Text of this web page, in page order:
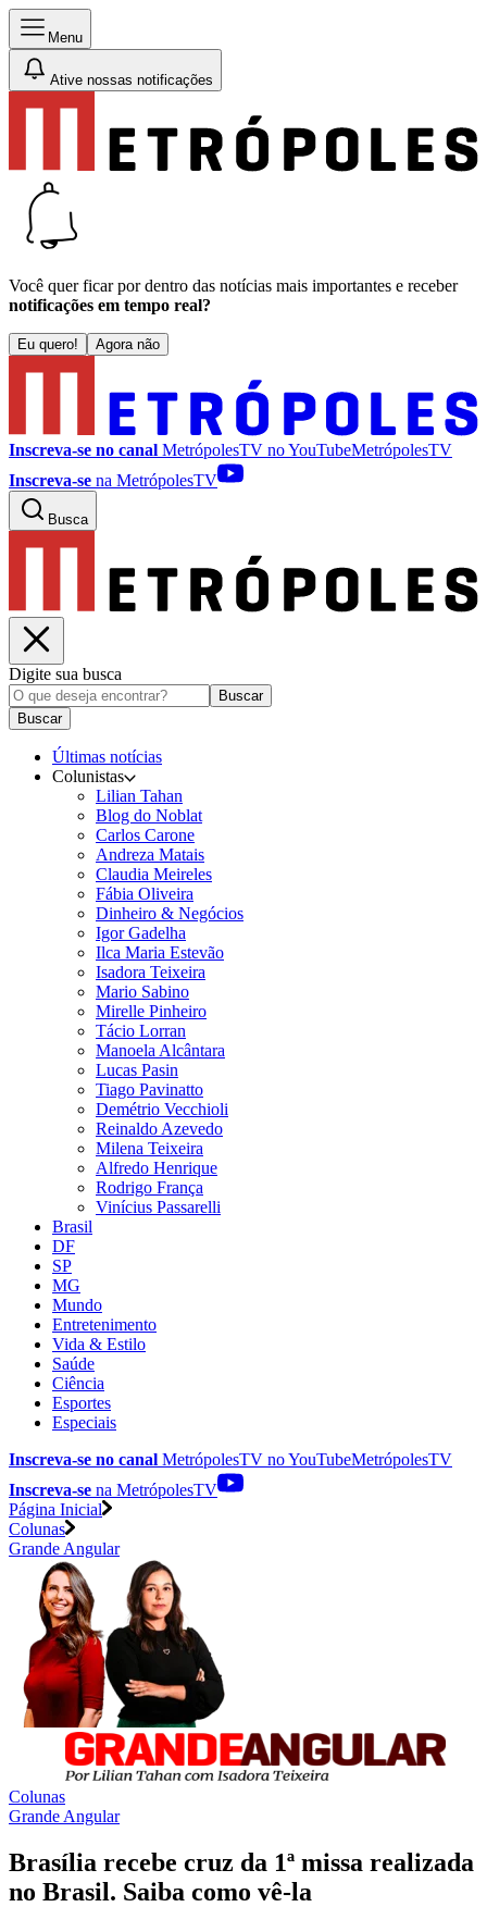
Menu
Ative nossas notificações
Você quer ficar por dentro das notícias mais importantes e receber
notificações em tempo real?
Eu quero! Agora não
Inscreva-se no canal MetrópolesTV noYouTubeMetrópolesTV
Inscreva-se na MetrópolesTV
Busca
Digite sua busca
Buscar
Buscar
Últimas notícias
Colunistas
Lilian Tahan
Blog do Noblat
Carlos Carone
Andreza Matais
Claudia Meireles
Fábia Oliveira
Dinheiro & Negócios
Igor Gadelha
Ilca Maria Estevão
Isadora Teixeira
Mario Sabino
Mirelle Pinheiro
Tácio Lorran
Manoela Alcântara
Lucas Pasin
Tiago Pavinatto
Demétrio Vecchioli
Reinaldo Azevedo
Milena Teixeira
Alfredo Henrique
Rodrigo França
Vinícius Passarelli
Brasil
DF
SP
MG
Mundo
Entretenimento
Vida & Estilo
Saúde
Ciência
Esportes
Especiais
Inscreva-se no canal MetrópolesTV noYouTubeMetrópolesTV
Inscreva-se na MetrópolesTV
Página Inicial
Colunas
Grande Angular
Colunas
Grande Angular
Brasília recebe cruz da 1ª missa realizada
no Brasil. Saiba como vê-la